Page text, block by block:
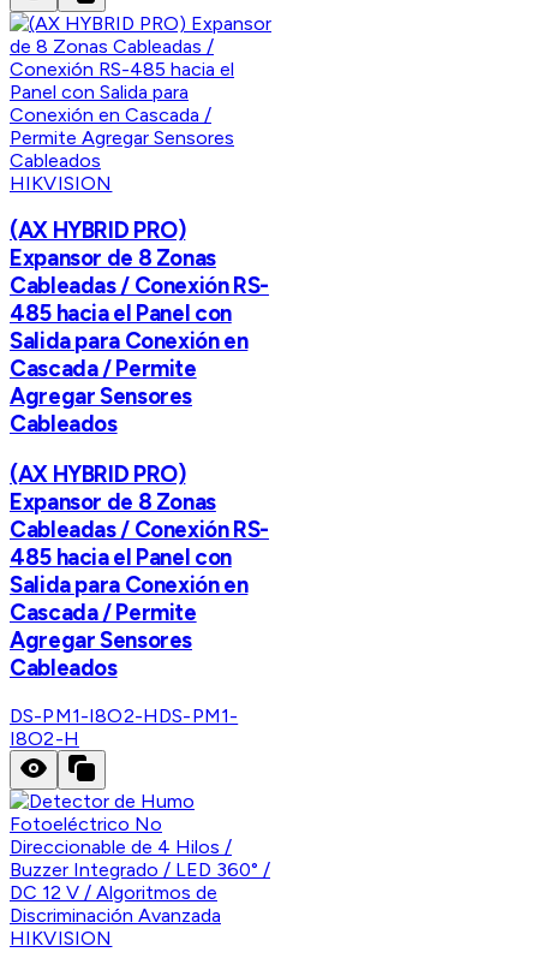
HIKVISION
(AX HYBRID PRO)
Expansor de 8 Zonas
Cableadas / Conexión RS-
485 hacia el Panel con
Salida para Conexión en
Cascada / Permite
Agregar Sensores
Cableados
(AX HYBRID PRO)
Expansor de 8 Zonas
Cableadas / Conexión RS-
485 hacia el Panel con
Salida para Conexión en
Cascada / Permite
Agregar Sensores
Cableados
DS-PM1-I8O2-HDS-PM1-
I8O2-H
HIKVISION